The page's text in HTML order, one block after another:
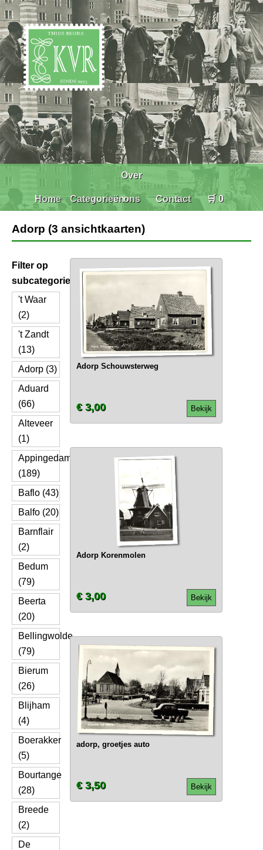
Home Categorieën
Over
ons Contact 🛒 0
Adorp (3 ansichtkaarten)
Filter op
subcategorie
't Waar
(2)
't Zandt
(13)
Adorp (3)
Aduard
(66)
Alteveer
(1)
Appingedam
(189)
Baflo (43)
Balfo (20)
Barnflair
(2)
Bedum
(79)
Beerta
(20)
Bellingwolde
(79)
Bierum
(26)
Blijham
(4)
Boerakker
(5)
Bourtange
(28)
Breede
(2)
De
Adorp Schouwsterweg
Bekijk
€ 3,00
Adorp Korenmolen
Bekijk
€ 3,00
adorp, groetjes auto
Bekijk
€ 3,50